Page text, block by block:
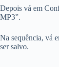
Depois vá em
MP3”.
Na sequência, vá
ser salvo.